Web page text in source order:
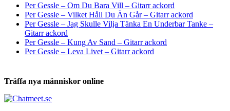
Per Gessle – Om Du Bara Vill – Gitarr ackord
Per Gessle – Vilket Håll Du Än Går – Gitarr ackord
Per Gessle – Jag Skulle Vilja Tänka En Underbar Tanke –
Gitarr ackord
Per Gessle – Kung Av Sand – Gitarr ackord
Per Gessle – Leva Livet – Gitarr ackord
Träffa nya människor online